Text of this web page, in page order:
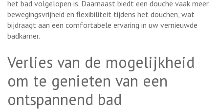
het bad volgelopen is. Daarnaast biedt een douche vaak meer
bewegingsvrijheid en flexibiliteit tijdens het douchen, wat
bijdraagt aan een comfortabele ervaring in uw vernieuwde
badkamer.
Verlies van de mogelijkheid
om te genieten van een
ontspannend bad